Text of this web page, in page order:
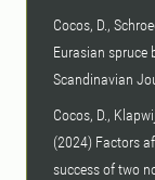
Cocos, D.,
Eurasian spruce
Scandinavian
Cocos, D.,
(2024) Factors
success of two